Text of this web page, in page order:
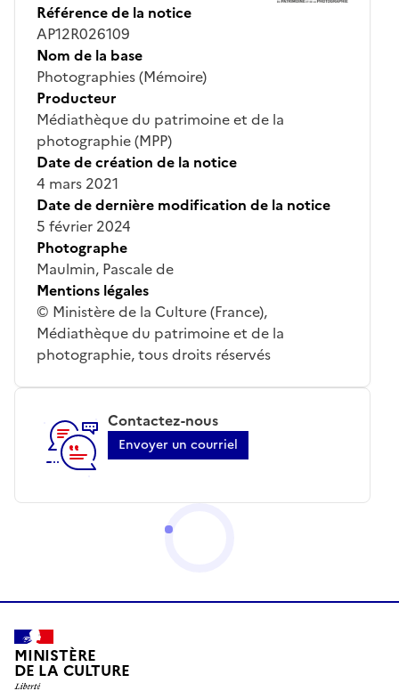
Référence de la notice
AP12R026109
Nom de la base
Photographies (Mémoire)
Producteur
Médiathèque du patrimoine et de la
photographie (MPP)
Date de création de la notice
4 mars 2021
Date de dernière modification de la notice
5 février 2024
Photographe
Maulmin, Pascale de
Mentions légales
© Ministère de la Culture (France),
Médiathèque du patrimoine et de la
photographie, tous droits réservés
Contactez-nous
Envoyer un courriel
MINISTÈRE
DE LA CULTURE